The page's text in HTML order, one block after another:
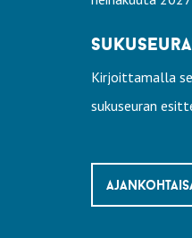
Kirjoittamalla
sukuseuran